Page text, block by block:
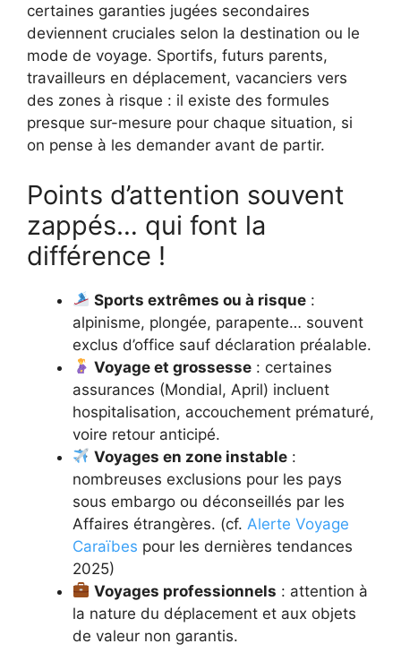
certaines garanties jugées secondaires
deviennent cruciales selon la destination ou le
mode de voyage. Sportifs, futurs parents,
travailleurs en déplacement, vacanciers vers
des zones à risque : il existe des formules
presque sur-mesure pour chaque situation, si
on pense à les demander avant de partir.
Points d’attention souvent
zappés… qui font la
différence !
Sports extrêmes ou à risque :
alpinisme, plongée, parapente… souvent
exclus d’office sauf déclaration préalable.
Voyage et grossesse : certaines
assurances (Mondial, April) incluent
hospitalisation, accouchement prématuré,
voire retour anticipé.
Voyages en zone instable :
nombreuses exclusions pour les pays
sous embargo ou déconseillés par les
Affaires étrangères. (cf. Alerte Voyage
Caraïbes pour les dernières tendances
2025)
Voyages professionnels : attention à
la nature du déplacement et aux objets
de valeur non garantis.